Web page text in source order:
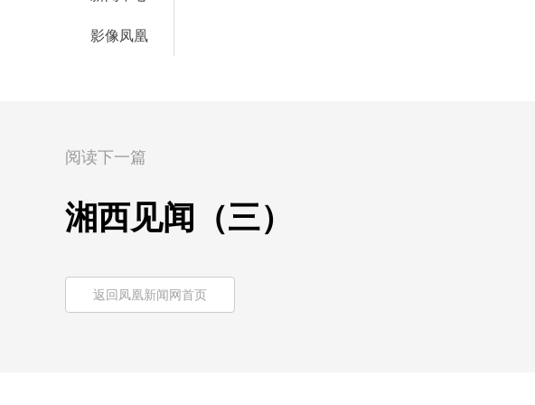
影像凤凰
阅读下一篇
湘西见闻（三）
返回凤凰新闻网首页